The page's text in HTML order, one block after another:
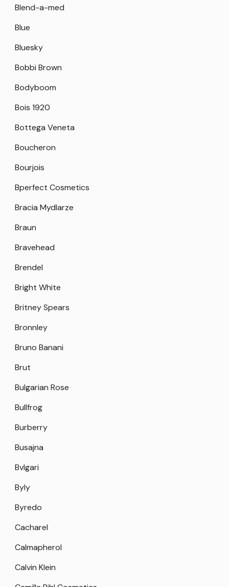
Blend-a-med
Blue
Bluesky
Bobbi Brown
Bodyboom
Bois 1920
Bottega Veneta
Boucheron
Bourjois
Bperfect Cosmetics
Bracia Mydlarze
Braun
Bravehead
Brendel
Bright White
Britney Spears
Bronnley
Bruno Banani
Brut
Bulgarian Rose
Bullfrog
Burberry
Busajna
Bvlgari
Byly
Byredo
Cacharel
Calmapherol
Calvin Klein